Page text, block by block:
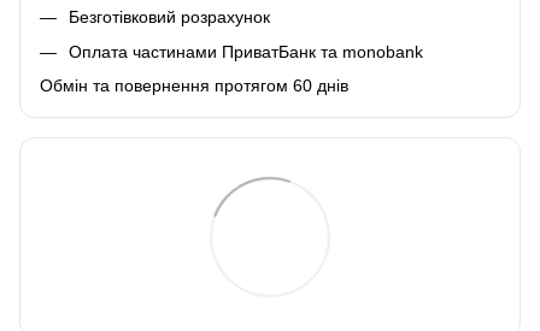
Безготівковий розрахунок
Оплата частинами ПриватБанк та monobank
Обмін та повернення протягом 60 днів